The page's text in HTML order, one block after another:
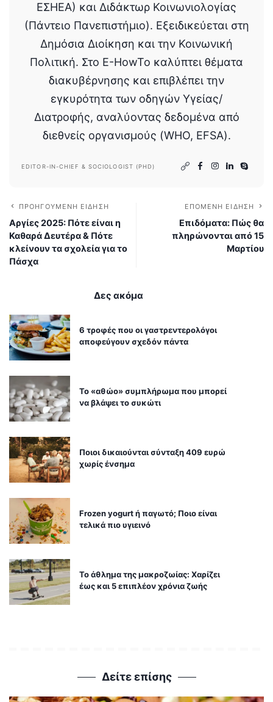
ΕΣΗΕΑ) και Διδάκτωρ Κοινωνιολογίας
(Πάντειο Πανεπιστήμιο). Εξειδικεύεται στη
Δημόσια Διοίκηση και την Κοινωνική
Πολιτική. Στο E-HowTo καλύπτει θέματα
διακυβέρνησης και επιβλέπει την
εγκυρότητα των οδηγών Υγείας/
Διατροφής, αναλύοντας δεδομένα από
διεθνείς οργανισμούς (WHO, EFSA).
EDITOR-IN-CHIEF & SOCIOLOGIST (PHD)
ΠΡΟΗΓΟΎΜΕΝΗ ΕΊΔΗΣΗ
Αργίες 2025: Πότε είναι η
Καθαρά Δευτέρα & Πότε
κλείνουν τα σχολεία για το
Πάσχα
ΕΠΌΜΕΝΗ ΕΊΔΗΣΗ
Επιδόματα: Πώς θα
πληρώνονται από 15
Μαρτίου
Δες ακόμα
6 τροφές που οι γαστρεντερολόγοι
αποφεύγουν σχεδόν πάντα
Το «αθώο» συμπλήρωμα που μπορεί
να βλάψει το συκώτι
Ποιοι δικαιούνται σύνταξη 409 ευρώ
χωρίς ένσημα
Frozen yogurt ή παγωτό; Ποιο είναι
τελικά πιο υγιεινό
Το άθλημα της μακροζωίας: Χαρίζει
έως και 5 επιπλέον χρόνια ζωής
Δείτε επίσης